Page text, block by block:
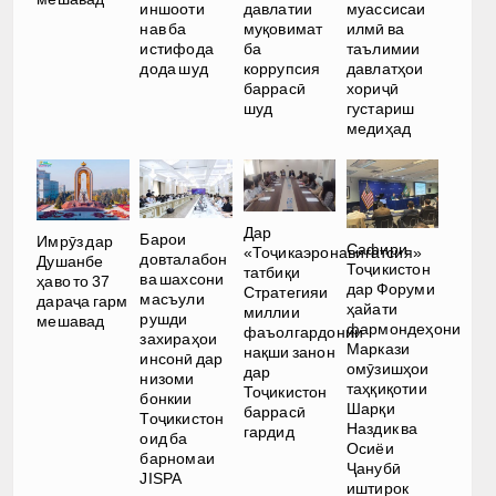
иншооти
нав ба
истифода
дода шуд
давлатии
муқовимат
ба
коррупсия
баррасӣ
шуд
муассисаи
илмӣ ва
таълимии
давлатҳои
хориҷӣ
густариш
медиҳад
Имрӯз дар
Душанбе
ҳаво то 37
дараҷа гарм
мешавад
Барои
довталабон
ва шахсони
масъули
рушди
захираҳои
инсонӣ дар
низоми
бонкии
Тоҷикистон
оид ба
барномаи
JISPA
Дар
«Тоҷикаэронавигатсия»
татбиқи
Стратегияи
миллии
фаъолгардонии
нақши занон
дар
Тоҷикистон
баррасӣ
гардид
Сафири
Тоҷикистон
дар Форуми
ҳайати
фармондеҳони
Маркази
омӯзишҳои
таҳқиқотии
Шарқи
Наздик ва
Осиёи
Ҷанубӣ
иштирок